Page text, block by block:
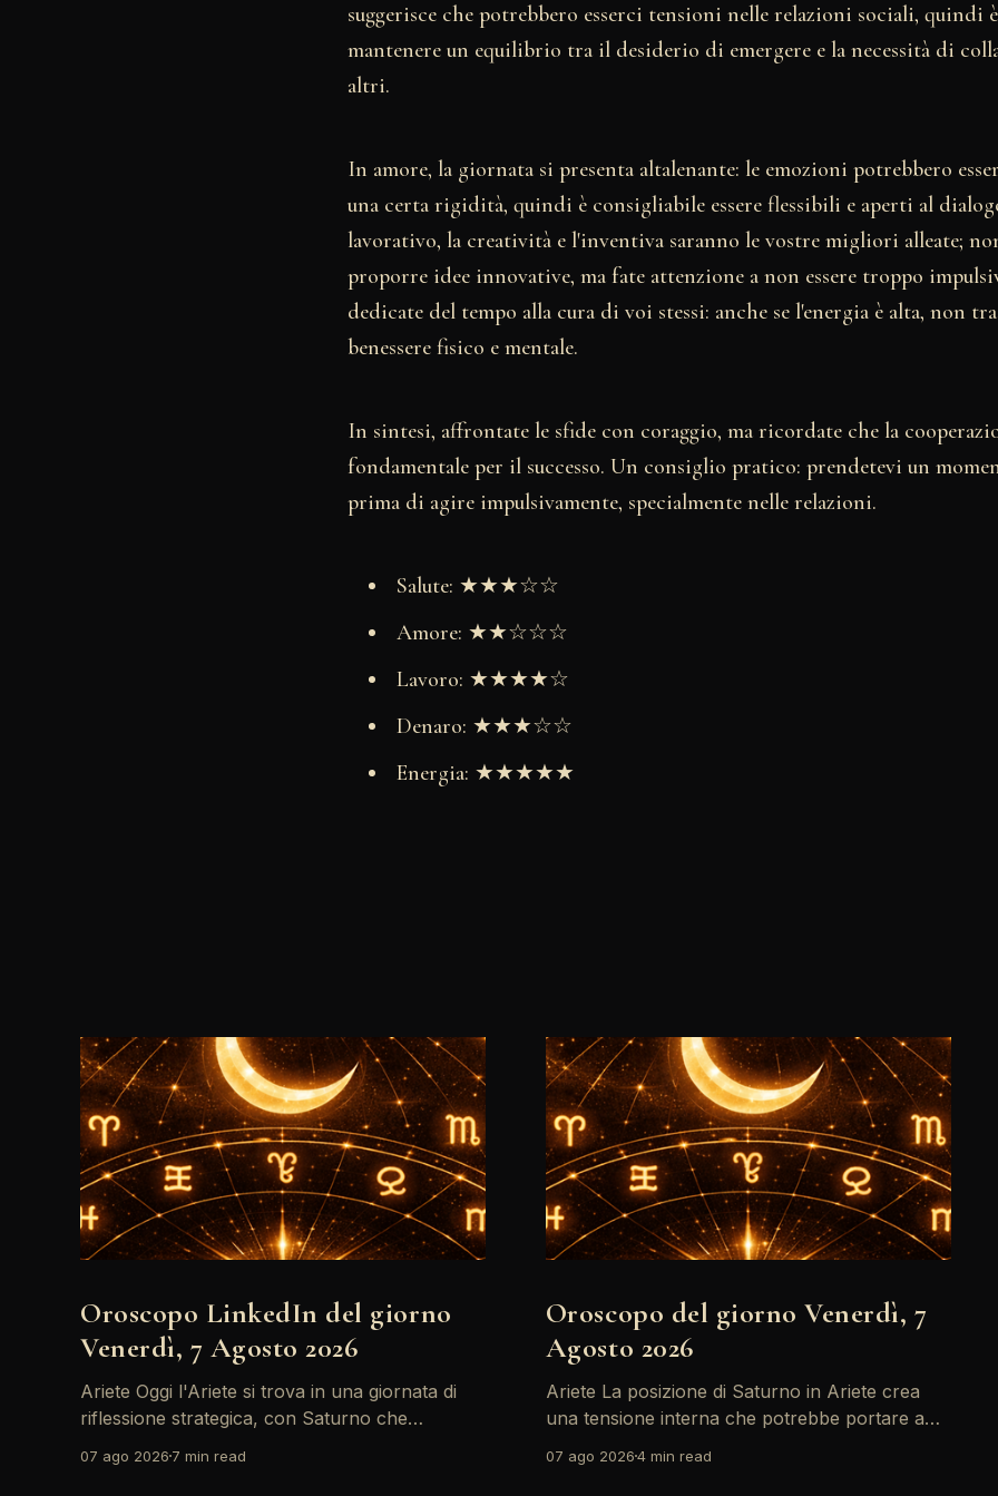
suggerisce che potrebbero esserci tensioni nelle relazioni sociali, quindi
mantenere un equilibrio tra il desiderio di emergere e la necessità di
altri.
In amore, la giornata si presenta altalenante: le emozioni potrebbero
una certa rigidità, quindi è consigliabile essere flessibili e aperti al
lavorativo, la creatività e l'inventiva saranno le vostre migliori alleate;
proporre idee innovative, ma fate attenzione a non essere troppo
dedicate del tempo alla cura di voi stessi: anche se l'energia è alta, non
benessere fisico e mentale.
In sintesi, affrontate le sfide con coraggio, ma ricordate che la
fondamentale per il successo. Un consiglio pratico: prendetevi un
prima di agire impulsivamente, specialmente nelle relazioni.
Salute: ★★★☆☆
Amore: ★★☆☆☆
Lavoro: ★★★★☆
Denaro: ★★★☆☆
Energia: ★★★★★
Oroscopo LinkedIn del giorno
Venerdì, 7 Agosto 2026
Ariete Oggi l'Ariete si trova in una giornata di
riflessione strategica, con Saturno che
momento di riconsiderare il tuo personal brand
07 ago 2026 7 min read
Oroscopo del giorno Venerdì, 7
Agosto 2026
Ariete La posizione di Saturno in Ariete crea
una tensione interna che potrebbe portare a
le paure e le insicurezze, soprattutto in ambito
07 ago 20264 min read